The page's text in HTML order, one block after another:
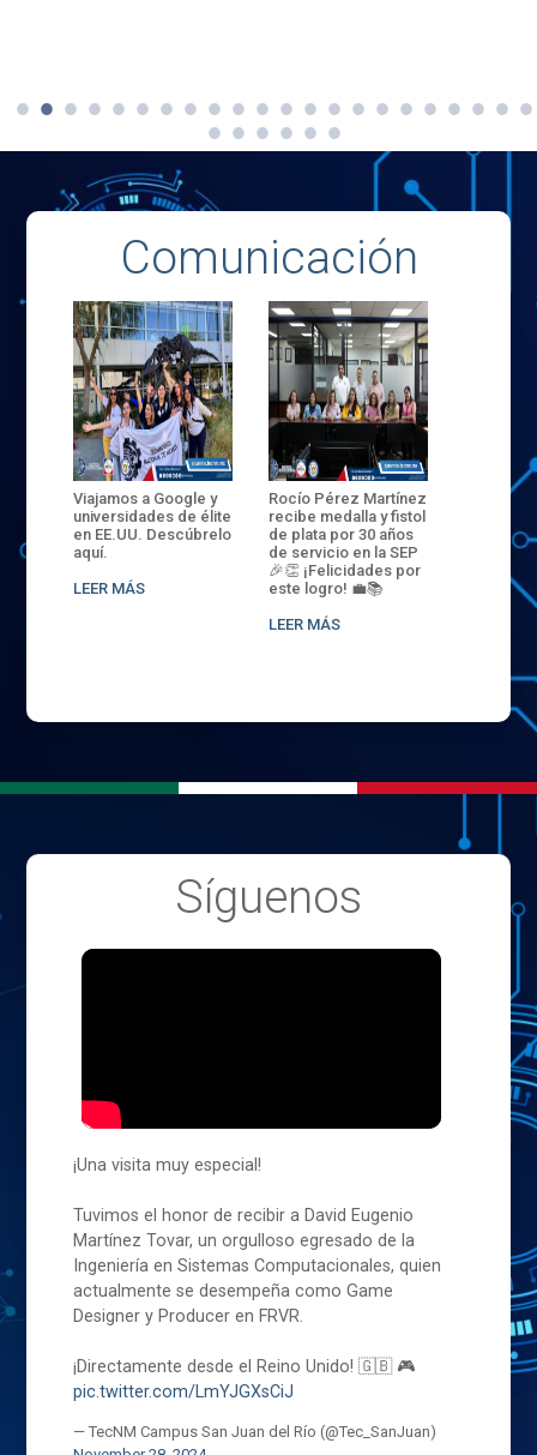
Comunicación
Viajamos a Google y
universidades de élite
en EE.UU. Descúbrelo
aquí.
LEER MÁS
Rocío Pérez Martínez
recibe medalla y fistol
de plata por 30 años
de servicio en la SEP
🎉👏 ¡Felicidades por
este logro! 💼📚
LEER MÁS
ENECB-
del
batalla.
32
sede
Síguenos
¡Una visita muy especial!
Tuvimos el honor de recibir a David Eugenio
Martínez Tovar, un orgulloso egresado de la
Ingeniería en Sistemas Computacionales, quien
actualmente se desempeña como Game
Designer y Producer en FRVR.
¡Directamente desde el Reino Unido! 🇬🇧 🎮
pic.twitter.com/LmYJGXsCiJ
— TecNM Campus San Juan del Río (@Tec_SanJuan)